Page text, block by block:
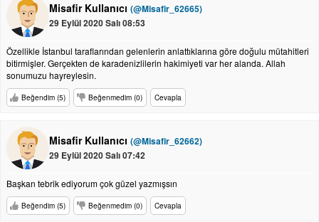
Misafir Kullanıcı (@Misafir_62665)
29 Eylül 2020 Salı 08:53
Özellikle İstanbul taraflarından gelenlerin anlattıklarına göre doğulu mütahitleri
bitirmişler. Gerçekten de karadenizlilerin hakimiyeti var her alanda. Allah
sonumuzu hayreylesin.
Beğendim (5) Beğenmedim (0) Cevapla
Misafir Kullanıcı (@Misafir_62662)
29 Eylül 2020 Salı 07:42
Başkan tebrik ediyorum çok güzel yazmışsın
Beğendim (5) Beğenmedim (0) Cevapla